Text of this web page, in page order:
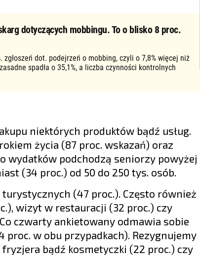
dotyczących mobbingu. To o blisko 8 proc.
zgłoszeń dot. podejrzeń o mobbing, czyli o 7,8% więcej niż
spadła o 35,1%, a liczba czynności kontrolnych
niektórych produktów bądź usług.
życia (87 proc. wskazań) oraz
wydatków podchodzą seniorzy powyżej
(34 proc.) od 50 do 250 tys. osób.
(47 proc.). Często również
wizyt w restauracji (32 proc.) czy
czwarty ankietowany odmawia sobie
w obu przypadkach). Rezygnujemy
bądź kosmetyczki (22 proc.) czy